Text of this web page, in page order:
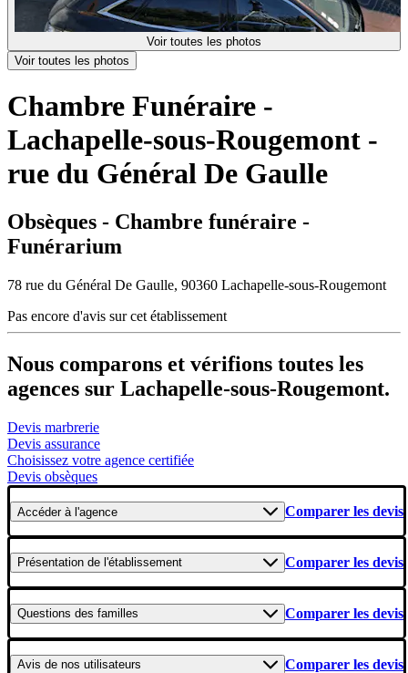
Voir toutes les photos
Voir toutes les photos
Chambre Funéraire -
Lachapelle-sous-Rougemont -
rue du Général De Gaulle
Obsèques - Chambre funéraire -
Funérarium
78 rue du Général De Gaulle, 90360 Lachapelle-sous-Rougemont
Pas encore d'avis sur cet établissement
Nous comparons et vérifions toutes les
agences sur Lachapelle-sous-Rougemont.
Devis marbrerie
Devis assurance
Choisissez votre agence certifiée
Devis obsèques
Accéderà l'agence Comparer les devis
Présentation de l'établissement Comparer les devis
Questions des familles Comparer les devis
Avis de nos utilisateurs Comparer les devis